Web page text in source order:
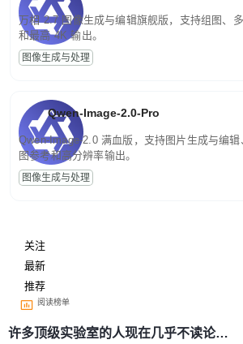
万相 2.7 图像生成与编辑旗舰版，支持组图、
和最高 4K 输出。
图像生成与处理
Qwen-Image-2.0-Pro
Qwen-Image-2.0 满血版，支持图片生成与编
图参考和高分辨率输出。
图像生成与处理
关注
最新
推荐
阅读榜单
许多顶级实验室的人现在几乎不读论文